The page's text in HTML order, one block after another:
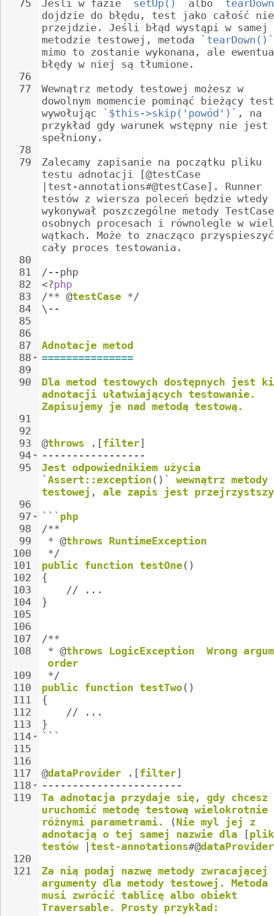
75
76
77
78
79
80
81
82
83
84
85
86
87
88
89
90
91
92
93
94
95
96
97
98
99
100
101
102
103
104
105
106
107
108
109
110
111
112
113
114
115
116
117
118
119
120
121
Jeśli w fazie `setUp()` albo
dojdzie do błędu, test jako całość
przejdzie. Jeśli błąd wystąpi w samej
metodzie testowej, metoda
`tearDown()`
mimo to zostanie wykonana, ale
błędy w niej są tłumione.
Wewnątrz metody testowej możesz w
dowolnym momencie pominąć bieżący
wywołując
`$this->skip('powód')` , na
przykład gdy warunek wstępny nie jest
spełniony.
Zalecamy zapisanie na początku pliku
testu adnotacji [@testCase
|test-annotations#@testCase]. Runner
testów z wiersza poleceń będzie wtedy
wykonywał poszczególne metody
osobnych procesach i równolegle w
wątkach. Może to znacząco
cały proces testowania.
/--php
<?php
/** @testCase */
\--
Adnotacje metod
===============
Dla metod testowych dostępnych jest
adnotacji ułatwiających testowanie.
Zapisujemy je nad metodą testową.
@throws .[filter]
-----------------
Jest odpowiednikiem użycia
` Assert::exception ()` wewnątrz metody
testowej , ale zapis jest
``` php
/**
* @throws RuntimeException
*/
public function testOne()
{
//
...
}
/**
* @throws LogicException Wrong
order
*/
public function testTwo()
{
//
...
}
```
@dataProvider .[filter]
-----------------------
Ta adnotacja przydaje się , gdy chcesz
uruchomić metodę testową wielokrotnie
różnymi parametrami. ( Nie myl jej
z
adnotacją o tej samej nazwie dla [
testów
test-annotations#@dataProvider
Za nią podaj nazwę metody zwracającej
argumenty dla metody testowej.
Metoda
musi zwrócić tablicę albo obiekt
Traversable.
Prosty przykład: